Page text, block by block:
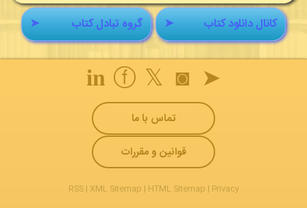
➤ گروه تبادل کتاب ➤ کانال دانلود کتاب
➤
◙
𝕏
ⓕ
𝐢𝐧
تماس با ما
قوانین و مقررات
RSS| XML Sitemap | HTML Sitemap | Privacy